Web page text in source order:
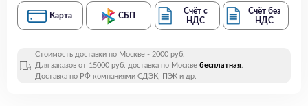
Карта СБП
Счёт с
НДС
Счёт без
НДС
Стоимость доставки по Москве - 2000 руб.
Для заказов от 15000 руб. доставка по Москве бесплатная.
Доставка по РФ компаниями СДЭК, ПЭК и др.